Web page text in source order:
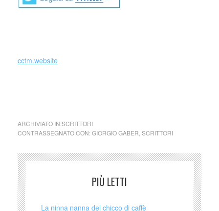
cctm.website
ARCHIVIATO IN:SCRITTORI
CONTRASSEGNATO CON:GIORGIO GABER SCRITTORI
PIÙ LETTI
La ninna nanna del chicco di caffè